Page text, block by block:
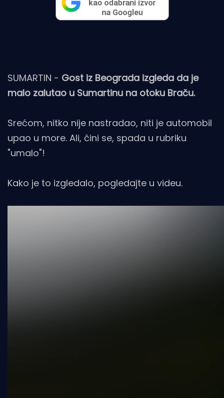
SUMARTIN - Gost iz Beograda izgleda da je
malo zalutao u Sumartinu na otoku Braču.
Srećom, nitko nije nastradao, niti je automobil
upao u more. Ali, čini se, spada u rubriku
"umalo"!
Kako je to izgledalo, pogledajte u videu.